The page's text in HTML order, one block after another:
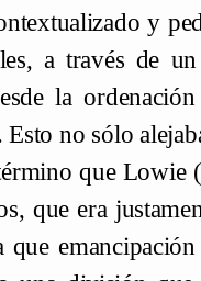
y
a través de
la
no sólo
que Lowie
que era